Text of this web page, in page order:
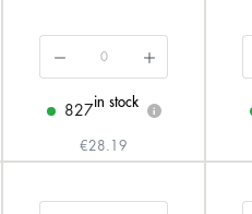
827
in stock
i
€28.19